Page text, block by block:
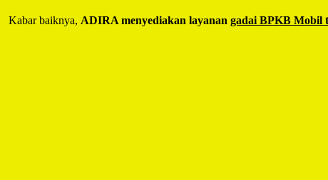
Kabar baiknya, ADIRA menyediakan layanan gadai BPKB Mobil